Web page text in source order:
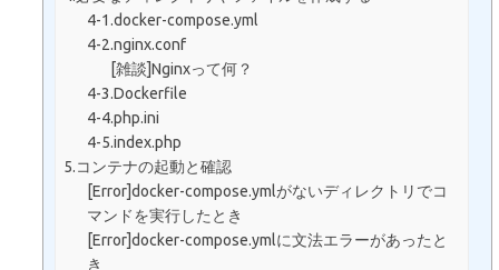
4-1.docker-compose.yml
4-2.nginx.conf
[雑談]Nginxって何？
4-3.Dockerfile
4-4.php.ini
4-5.index.php
5.コンテナの起動と確認
[Error]docker-compose.ymlがないディレクトリでコ
マンドを実行したとき
[Error]docker-compose.ymlに文法エラーがあったと
き